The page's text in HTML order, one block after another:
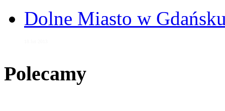
Dolne Miasto w
Polecamy